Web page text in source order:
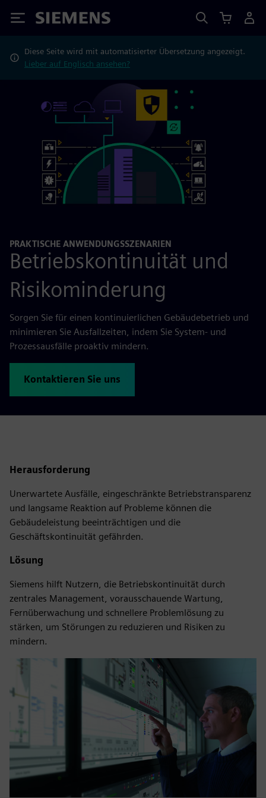
Siemens
Diese Seite wird mit automatisierter Übersetzung angezeigt.
Lieber auf Englisch ansehen?
PRAKTISCHE ANWENDUNGSSZENARIEN
Betriebskontinuität und
Risikominderung
Sorgen Sie für einen kontinuierlichen Gebäudebetrieb und
minimieren Sie Ausfallzeiten, indem Sie System- und
Prozessausfälle proaktiv mindern.
Kontaktieren Sie uns
Herausforderung
Unerwartete Ausfälle, eingeschränkte Betriebstransparenz
und langsame Reaktion auf Probleme können die
Gebäudeleistung beeinträchtigen und die
Geschäftskontinuität gefährden.
Lösung
Siemens hilft Nutzern, die Betriebskontinuität durch
zentrales Management, vorausschauende Wartung,
Fernüberwachung und schnellere Problemlösung zu
stärken, um Störungen zu reduzieren und Risiken zu
mindern.